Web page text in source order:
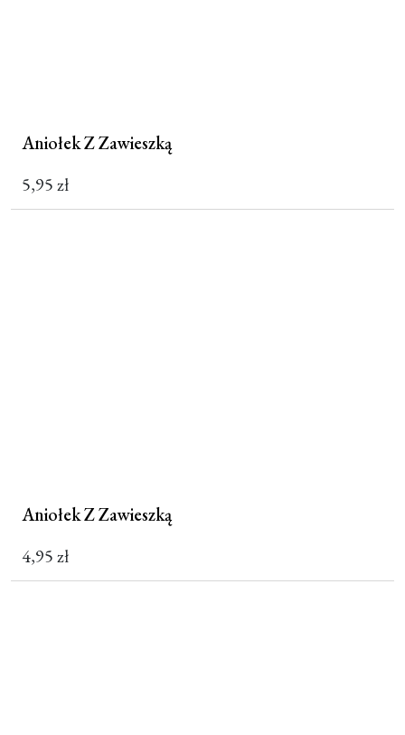
Aniołek Z Zawieszką
5,95zł
Aniołek Z Zawieszką
4,95zł